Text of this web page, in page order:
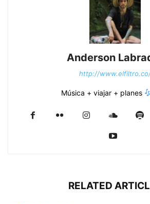
Anderson
http://
Música + viajar + planes
RELATED